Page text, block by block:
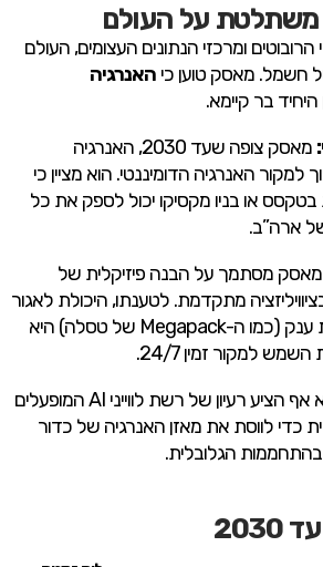
משתלטת על העולם
ומרכזי הנתונים העצומים, העולם
חשמל. מאסק טוען כי האנרגיה
בר קיימא.
מאסק צופה שעד 2030, האנרגיה
למקור האנרגיה הדומיננטי. הוא מציין כי
או בניו מקסיקו יכול לספק את כל
ארה”ב.
מאסק מסתמך על הבנה פיזיקלית של
מתקדמת. לטענתו, היכולת לאגור
אנרגיה בסוללות ענק (כמו ה-Megapack של טסלה) היא
למקור זמין 24/7.
הוא אף הציע רעיון של רשת לווייני AI המופעלים
כדי לווסת את מאזן האנרגיה של כדור
הגלובלית.